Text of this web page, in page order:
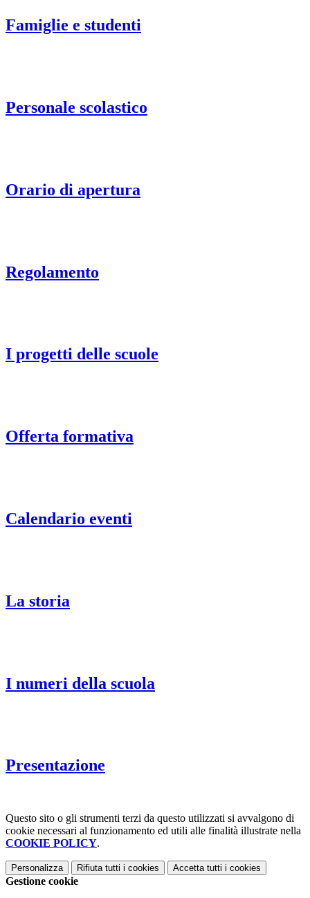
Famiglie e studenti
Personale scolastico
Orario di apertura
Regolamento
I progetti delle scuole
Offerta formativa
Calendario eventi
La storia
I numeri della scuola
Presentazione
Questo sito o gli strumenti terzi da questo utilizzati si avvalgono di
cookie necessari al funzionamento ed utili alle finalità illustrate nella
COOKIE POLICY.
Personalizza Rifiuta tutti i cookies Accetta tutti i cookies
Gestione cookie